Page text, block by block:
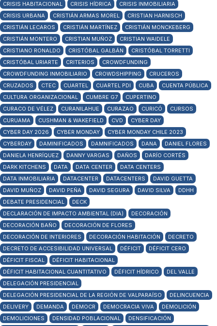
CRISIS HABITACIONAL CRISIS HÍDRICA
CRISIS INMOBILIARIA
CRISIS URBANA
CRISTIÁN ARMAS MOREL
CRISTIAN HARNISCH
CRISTIÁN LECAROS
CRISTIÁN MARTÍNEZ
CRISTIÁN MONCKEBERG
CRISTIÁN MONTERO
CRISTIAN MUÑOZ
CRISTIAN WAIDELE
CRISTIANO RONALDO
CRISTÓBAL GALBÁN
CRISTÓBAL TORRETTI
CRISTÓBAL URIARTE
CRITERIOS
CROWDFUNDING
CROWDFUNDING INMOBILIARIO
CROWDSHIPPING
CRUCEROS
CRUZADOS
CTEC CUARTEL CUARTEL PDI CUBA
CUENTA PÚBLICA
CULTURA ORGANIZACIONAL
CUMBRE G7
CUPERTINO
CURACO DE VÉLEZ
CURANILAHUE CURAZAO CURICÓ
CURSOS
CURUAMA
CUSHMAN & WAKEFIELD CVD
CYBER DAY
CYBER DAY 2026
CYBER MONDAY
CYBER MONDAY CHILE 2023
CYBERDAY
DAMINIFICADOS DAMNIFICADOS DANA
DANIEL FLORES
DANIELA HENRÍQUEZ
DANNY VARGAS DAÑOS
DARÍO CORTÉS
DARK KITCHENS
DATA DATA CENTER
DATA CENTERS
DATA INMOBILIARIA
DATACENTER DATACENTERS
DAVID GUETTA
DAVID MUÑOZ
DAVID PEÑA DAVID SEGURA DAVID SILVA
DDHH
DEBATE PRESIDENCIAL
DECK
DECLARACIÓN DE IMPACTO AMBIENTAL (DIA)
DECORACIÓN
DECORACIÓN BAÑO
DECORACIÓN DE FLORES
DECORACIÓN DE INTERIORES
DECORACIÓN HABITACIÓN
DECRETO
DECRETO DE ACCESIBILIDAD UNIVERSAL
DÉFICIT
DÉFICIT CERO
DÉFICIT FISCAL
DÉFICIT HABITACIONAL
DÉFICIT HABITACIONAL CUANTITATIVO
DÉFICIT HÍDRICO
DEL VALLE
DELEGACIÓN PRESIDENCIAL
DELEGACIÓN PRESIDENCIAL DE LA REGIÓN DE VALPARAÍSO
DELINCUENCIA
DELIVERY
DEMANDA DEMOCR DEMOCRACIA VIVA
DEMOLICIÓN
DEMOLICIONES
DENSIDAD POBLACIONAL
DENSIFICACIÓN